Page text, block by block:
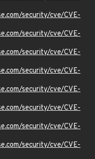
security/cve/CVE-
security/cve/CVE-
security/cve/CVE-
security/cve/CVE-
security/cve/CVE-
security/cve/CVE-
security/cve/CVE-
security/cve/CVE-